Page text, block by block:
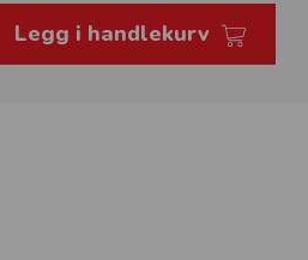
Legg i handlekurv